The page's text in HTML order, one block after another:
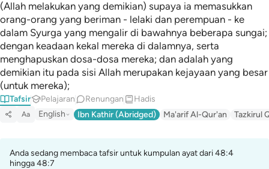
(Allah melakukan yang demikian) supaya ia memasukkan
orang-orang yang beriman - lelaki dan perempuan - ke
dalam Syurga yang mengalir di bawahnya beberapa sungai;
dengan keadaan kekal mereka di dalamnya, serta
menghapuskan dosa-dosa mereka; dan adalah yang
demikian itu pada sisi Allah merupakan kejayaan yang besar
(untuk mereka);
Tafsir Pelajaran Renungan Hadis
Aa English Ibn Kathir (Abridged) Ma'arif Al-Qur'an Tazkirul
Anda sedang membaca tafsir untuk kumpulan ayat dari 48:4
hingga 48:7